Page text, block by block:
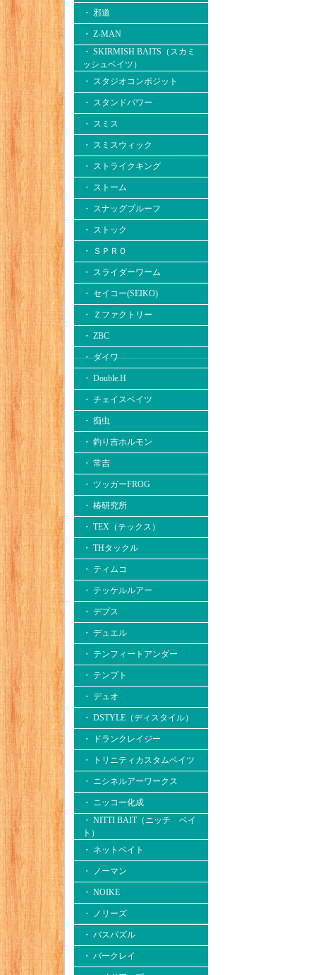
・ 邪道
・ Z-MAN
・ SKIRMISH BAITS（スカミ
ッシュベイツ）
・ スタジオコンポジット
・ スタンドパワー
・ スミス
・ スミスウィック
・ ストライクキング
・ ストーム
・ スナッグプルーフ
・ ストック
・ ＳＰＲＯ
・ スライダーワーム
・ セイコー(SEIKO)
・ Ｚファクトリー
・ ZBC
・ ダイワ
・ Double.H
・ チェイスベイツ
・ 痴虫
・ 釣り吉ホルモン
・ 常吉
・ ツッガーFROG
・ 椿研究所
・ TEX（テックス）
・ THタックル
・ ティムコ
・ テッケルルアー
・ デプス
・ デュエル
・ テンフィートアンダー
・ テンプト
・ デュオ
・ DSTYLE（ディスタイル）
・ ドランクレイジー
・ トリニティカスタムベイツ
・ ニシネルアーワークス
・ ニッコー化成
・ NITTI BAIT（ニッチ ベイ
ト）
・ ネットベイト
・ ノーマン
・ NOIKE
・ ノリーズ
・ バスパズル
・ バークレイ